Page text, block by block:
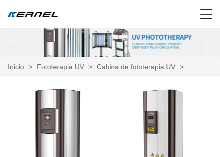
Inicio > Fototerapia UV > Cabina de fototerapia UV >